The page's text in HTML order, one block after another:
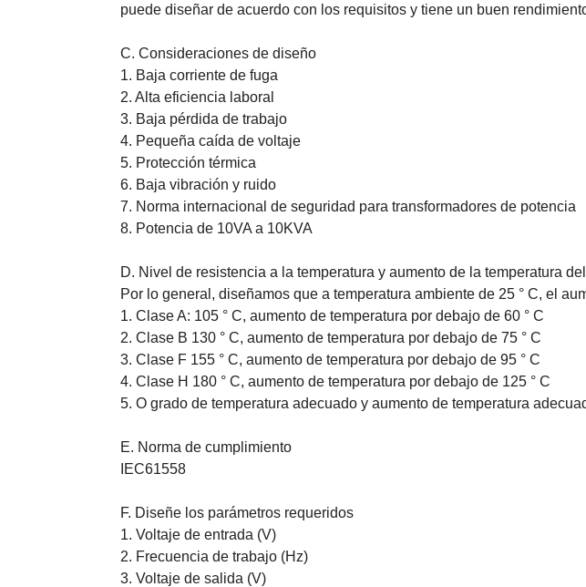
puede diseñar de acuerdo con los requisitos y tiene un buen
C. Consideraciones de diseño
1. Baja corriente de fuga
2. Alta eficiencia laboral
3. Baja pérdida de trabajo
4. Pequeña caída de voltaje
5. Protección térmica
6. Baja vibración y ruido
7. Norma internacional de seguridad para transformadores de potencia
8. Potencia de 10VA a 10KVA
D. Nivel de resistencia a la temperatura y aumento de la temperatura
Por lo general, diseñamos que a temperatura ambiente de 25 ° C, el
1. Clase A: 105 ° C, aumento de temperatura por debajo de 60 ° C
2. Clase B 130 ° C, aumento de temperatura por debajo de 75 ° C
3. Clase F 155 ° C, aumento de temperatura por debajo de 95 ° C
4. Clase H 180 ° C, aumento de temperatura por debajo de 125 ° C
5. O grado de temperatura adecuado y aumento de temperatura
E. Norma de cumplimiento
IEC61558
F. Diseñe los parámetros requeridos
1. Voltaje de entrada (V)
2. Frecuencia de trabajo (Hz)
3. Voltaje de salida (V)